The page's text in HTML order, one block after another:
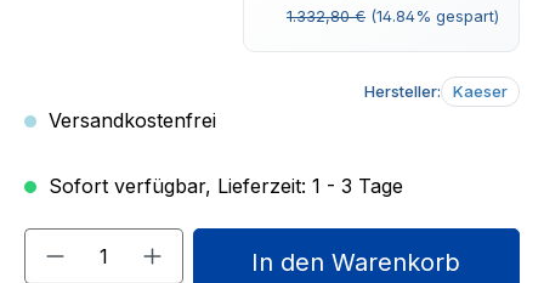
Regulärer Preis:
1.332,80 € (14.84% gespart)
Hersteller: Kaeser
Versandkostenfrei
Sofort verfügbar, Lieferzeit: 1 - 3 Tage
Produkt Anzahl: Gib den
In den Warenkorb